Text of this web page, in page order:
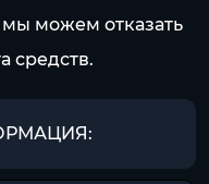
можем отказать
средств.